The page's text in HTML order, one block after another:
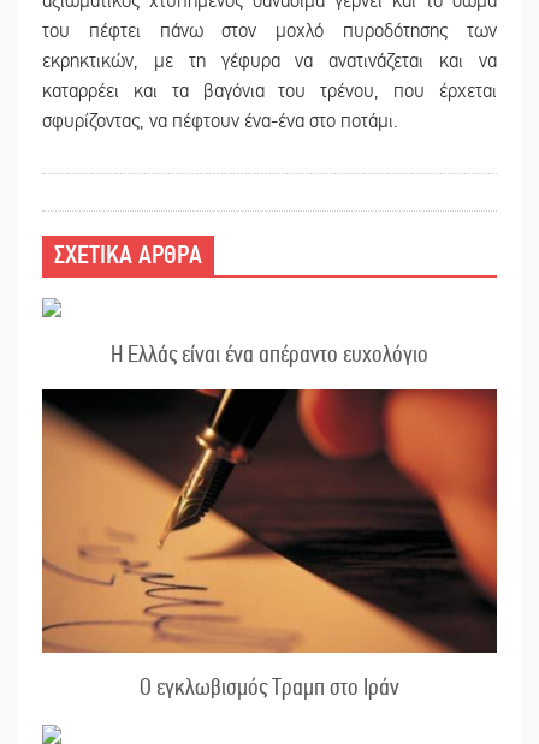
του πέφτει πάνω στον μοχλό πυροδότησης των
εκρηκτικών, με τη γέφυρα να ανατινάζεται και να
καταρρέει και τα βαγόνια του τρένου, που έρχεται
σφυρίζοντας, να πέφτουν ένα-ένα στο ποτάμι.
ΣΧΕΤΙΚΑ ΑΡΘΡΑ
Η Ελλάς είναι ένα απέραντο ευχολόγιο
Ο εγκλωβισμός Τραμπ στο Ιράν